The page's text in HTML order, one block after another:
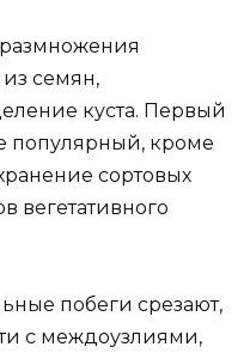
размножения
семян,
куста. Первый
популярный, кроме
сортовых
вегетативного
побеги срезают,
с междоузлиями,